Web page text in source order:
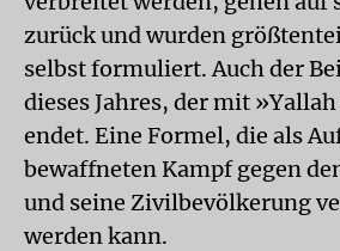
zurück und wurden
selbst formuliert. Auch der
dieses Jahres, der mit
endet. Eine Formel, die als
bewaffneten Kampf gegen
und seine Zivilbevölkerung
werden kann.